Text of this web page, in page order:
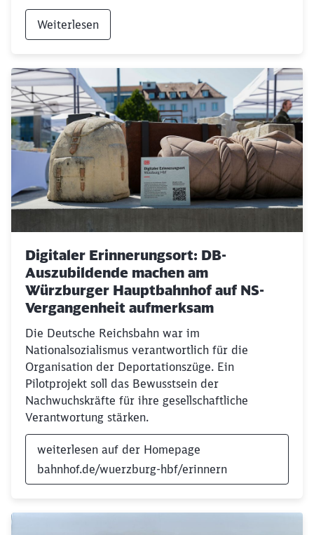
Weiterlesen
Digitaler Erinnerungsort: DB-
Auszubildende machen am
Würzburger Hauptbahnhof auf NS-
Vergangenheit aufmerksam
Die Deutsche Reichsbahn war im
Nationalsozialismus verantwortlich für die
Organisation der Deportationszüge. Ein
Pilotprojekt soll das Bewusstsein der
Nachwuchskräfte für ihre gesellschaftliche
Verantwortung stärken.
weiterlesen auf der Homepage
bahnhof.de/wuerzburg-hbf/erinnern